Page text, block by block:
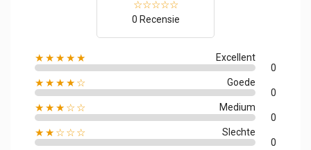
0 Recensie
★★★★★
Excellent
0
★★★★☆
Goede
0
★★★☆☆
Medium
0
★★☆☆☆
Slechte
0